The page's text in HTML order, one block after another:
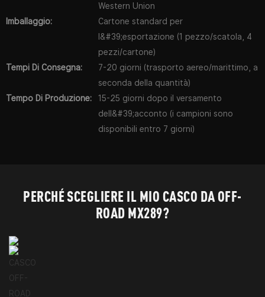
Western Union
Imballaggio:
Cartone standard per
l&#39;esportazione (1 pezzo/scatola, 4
pezzi/cartone)
Tempi Di Consegna:
7-20 giorni (trasporto aereo/marittimo, a
seconda della quantità)
Tempo Di Produzione:
15-25 giorni dopo il versamento
dell&#39;acconto (i campioni sono
disponibili entro 7 giorni)
PERCHÉ SCEGLIERE IL MIO CASCO DA OFF-
ROAD MX289?